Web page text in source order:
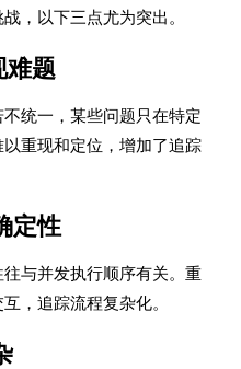
，以下三点尤为突出。
难题
统一，某些问题只在特定
重现和定位，增加了追踪
定性
与并发执行顺序有关。重
，追踪流程复杂化。